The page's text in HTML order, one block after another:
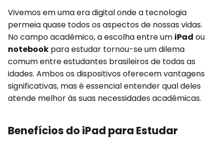
Vivemos em uma era digital onde a tecnologia
permeia quase todos os aspectos de nossas vidas.
No campo acadêmico, a escolha entre um iPad ou
notebook para estudar tornou-se um dilema
comum entre estudantes brasileiros de todas as
idades. Ambos os dispositivos oferecem vantagens
significativas, mas é essencial entender qual deles
atende melhor às suas necessidades acadêmicas.
Benefícios do iPad para Estudar